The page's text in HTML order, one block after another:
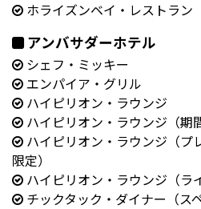
ホライズンベイ・レストラン
アンバサダーホテル
シェフ・ミッキー
エンパイア・グリル
ハイピリオン・ラウンジ
ハイピリオン・ラウンジ（期
ハイピリオン・ラウンジ（プ
限定）
ハイピリオン・ラウンジ（ラ
チックタック・ダイナー（ス